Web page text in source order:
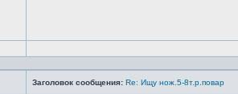
Заголовок сообщения: Re: Ищу нож.5-8т.р.повар